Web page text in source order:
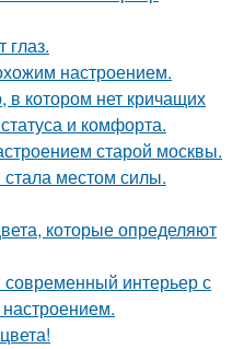
глаз.
настроением.
в котором нет кричащих
и комфорта.
старой москвы.
местом силы.
которые определяют
интерьер с